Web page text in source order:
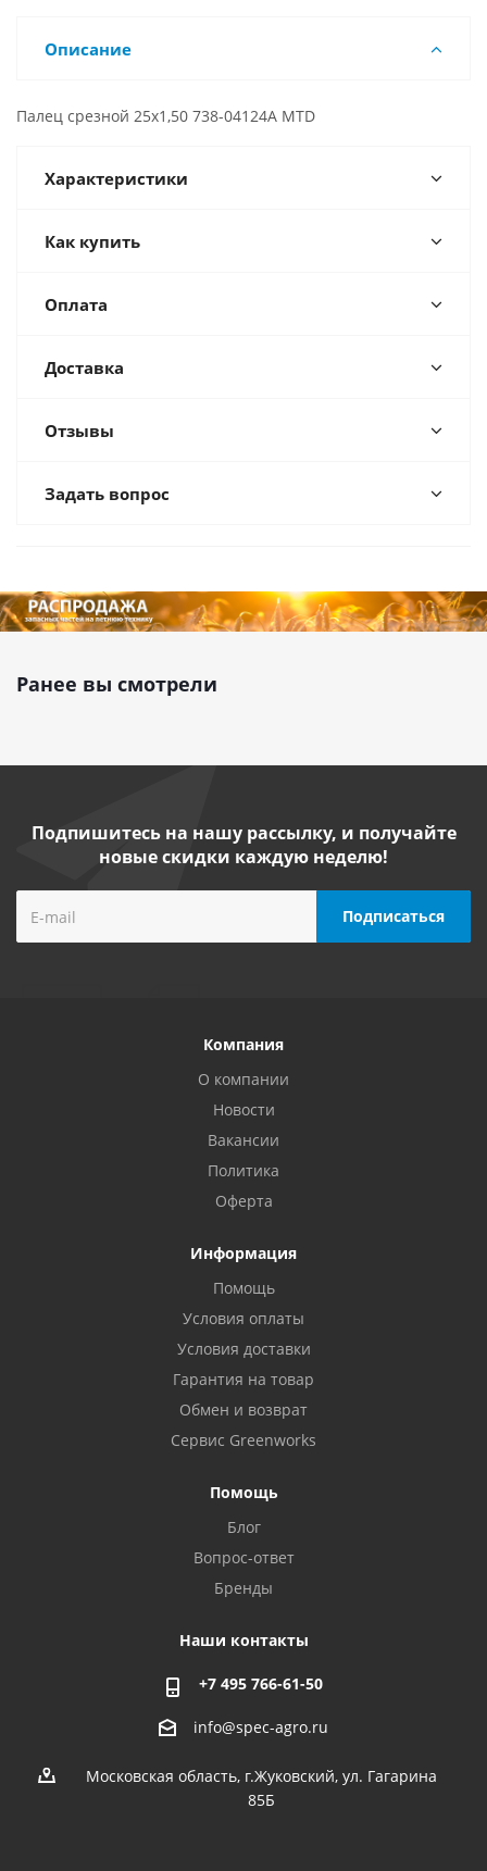
Описание
Палец срезной 25х1,50 738-04124A MTD
Характеристики
Как купить
Оплата
Доставка
Отзывы
Задать вопрос
Ранее вы смотрели
Подпишитесь на нашу рассылку, и получайте
новые скидки каждую неделю!
Компания
О компании
Новости
Вакансии
Политика
Оферта
Информация
Помощь
Условия оплаты
Условия доставки
Гарантия на товар
Обмен и возврат
Сервис Greenworks
Помощь
Блог
Вопрос-ответ
Бренды
Наши контакты
+7 495 766-61-50
info@spec-agro.ru
Московская область, г.Жуковский, ул. Гагарина
85Б